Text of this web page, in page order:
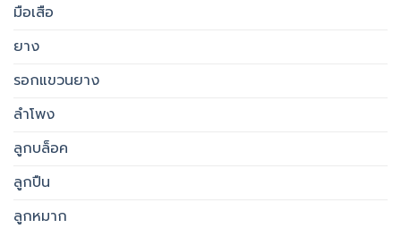
มือเสือ
ยาง
รอกแขวนยาง
ลำโพง
ลูกบล็อค
ลูกปืน
ลูกหมาก